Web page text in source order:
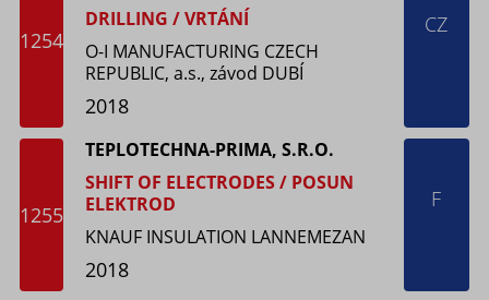
1254
DRILLING / VRTÁNÍ
O-I MANUFACTURING CZECH
REPUBLIC, a.s., závod DUBÍ
2018
CZ
1255
TEPLOTECHNA-PRIMA, S.R.O.
SHIFT OF ELECTRODES / POSUN
ELEKTROD
KNAUF INSULATION LANNEMEZAN
2018
F